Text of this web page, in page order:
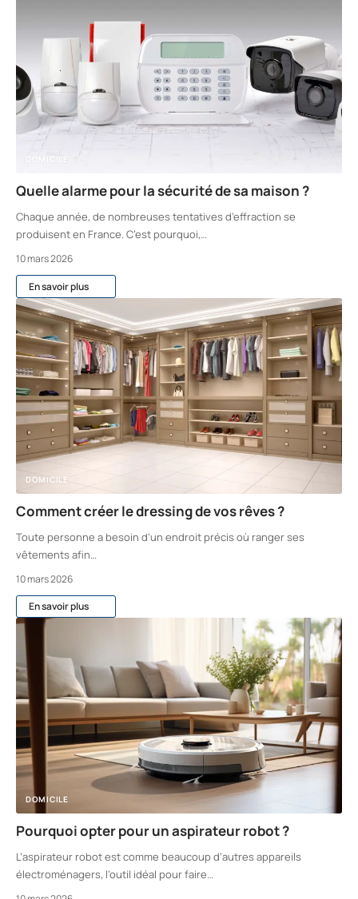
DOMICILE
Quelle alarme pour la sécurité de sa maison ?
Chaque année, de nombreuses tentatives d’effraction se
produisent en France. C’est pourquoi,…
10 mars 2026
En savoir plus
DOMICILE
Comment créer le dressing de vos rêves ?
Toute personne a besoin d’un endroit précis où ranger ses
vêtements afin…
10 mars 2026
En savoir plus
DOMICILE
Pourquoi opter pour un aspirateur robot ?
L’aspirateur robot est comme beaucoup d’autres appareils
électroménagers, l’outil idéal pour faire…